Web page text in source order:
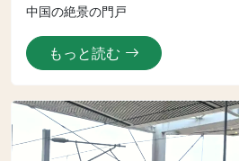
中国の絶景の門戸
もっと読む